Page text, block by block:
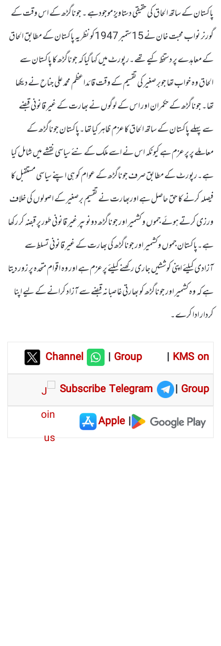
پاکستان کے ساتھ الحاق کی حقیقی دستاویز موجودہے ۔ جوناگڑھ کے اس وقت کے
گورنر نواب محبت خان نے 15ستمبر 1947کو نظریہ پاکستان کے مطابق الحاق
کے معاہدے پر دستخط کیے تھے۔رپورٹ میں کہا گیا کہ جوناگڑھ کا پاکستان سے
الحاق وہ خواب تھا جوبرصغیر کی تقسیم کے وقت قائداعظم محمد علی جناح نے دیکھا
تھا۔ جوناگڑھ کے حکمران اور اس کے لوگوں نے بھارت کے غیر قانونی قبضے
سے پہلے پاکستان کے ساتھ الحاق کاعزم ظاہر کیا تھا۔پاکستان جوناگڑھ کے
معاملے پر پرعزم ہے کیونکہ اس نے اسے ملک کے نئے سیاسی نقشے میں شامل کیا
ہے۔رپورٹ کے مطابق صرف جوناگڑھ کے عوام کو ہی اپنے سیاسی مستقبل کا
فیصلہ کرنے کا حق حاصل ہے اوربھارت نے تقسیم برصغیر کے اصولوں کی خلاف
ورزی کرتے ہوئے جموں و کشمیر اور جوناگڑھ دونوںپر غیر قانونی طور پر قبضہ کر رکھا
ہے۔پاکستان جموں وکشمیر اور جوناگڑھ کی بھارت کے غیر قانونی تسلط سے
آزادی کیلئے اپنی کوششیں جاری رکھنے کیلئے پرعزم ہے اور وہ اقوام متحدہ پر زور دیتا
ہے کہ وہ کشمیر اور جوناگڑھ کو بھارتی غاصبانہ قبضے سے آزاد کرانے کے لیے اپنا
کردار ادا کرے۔
Channel |Group | KMS on
Subscribe Telegram
| Group
|
Apple